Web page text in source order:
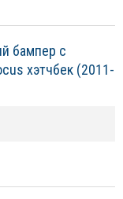
бампер с
хэтчбек (2011-